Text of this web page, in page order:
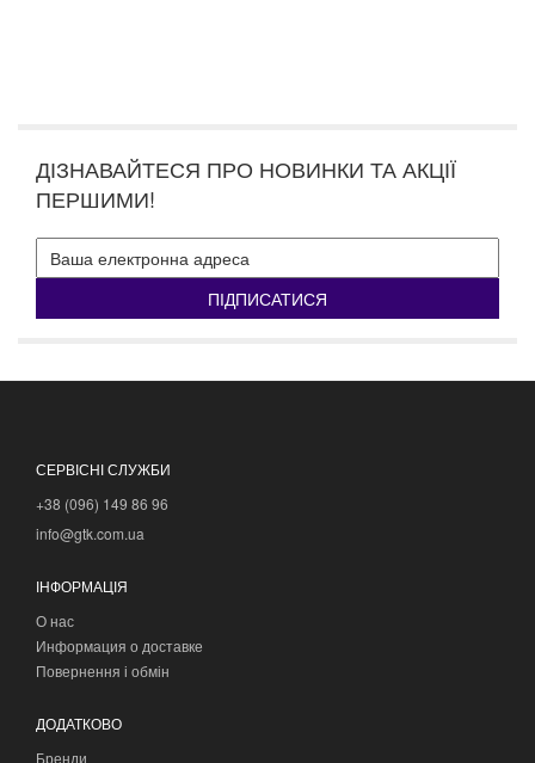
ДІЗНАВАЙТЕСЯ ПРО НОВИНКИ ТА АКЦІЇ
ПЕРШИМИ!
ПІДПИСАТИСЯ
СЕРВІСНІ СЛУЖБИ
+38 (096) 149 86 96
info@gtk.com.ua
ІНФОРМАЦІЯ
О нас
Информация о доставке
Повернення і обмін
ДОДАТКОВО
Бренди